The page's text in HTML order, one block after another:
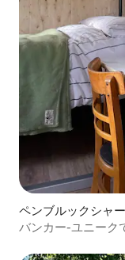
ペンブルックシャ
バンカー-ユニーク